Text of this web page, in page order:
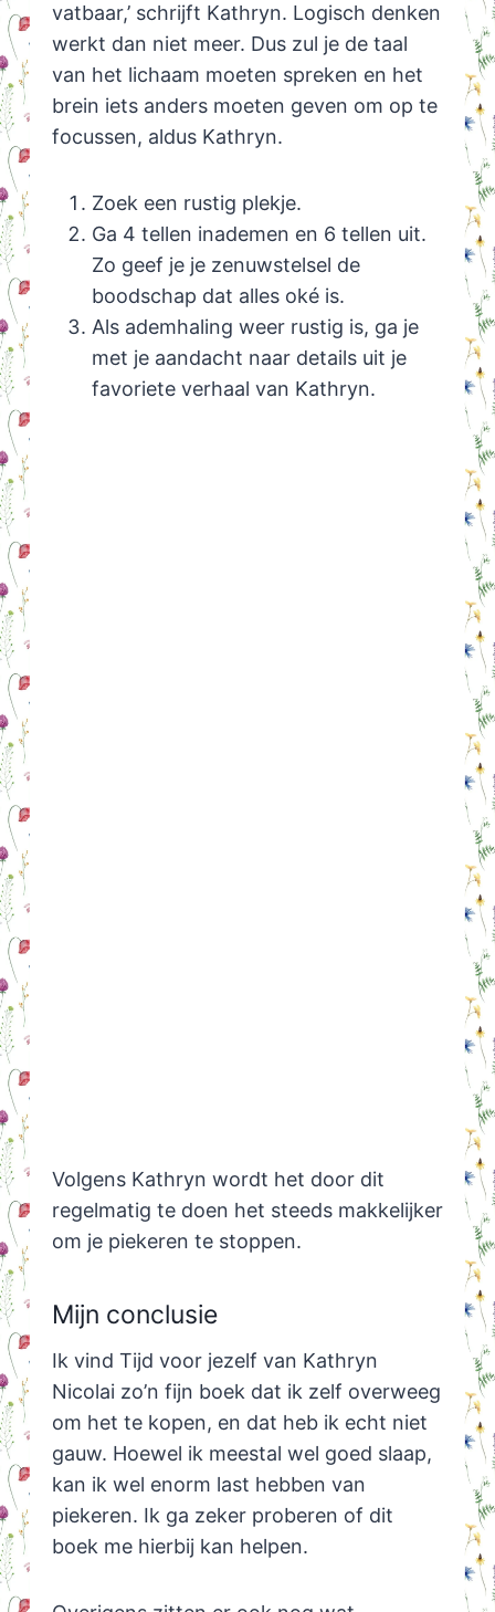
vatbaar,’ schrijft Kathryn. Logisch denken
werkt dan niet meer. Dus zul je de taal
van het lichaam moeten spreken en het
brein iets anders moeten geven om op te
focussen, aldus Kathryn.
Zoek een rustig plekje.
Ga 4 tellen inademen en 6 tellen uit.
Zo geef je je zenuwstelsel de
boodschap dat alles oké is.
Als ademhaling weer rustig is, ga je
met je aandacht naar details uit je
favoriete verhaal van Kathryn.
Volgens Kathryn wordt het door dit
regelmatig te doen het steeds makkelijker
om je piekeren te stoppen.
Mijn conclusie
Ik vind Tijd voor jezelf van Kathryn
Nicolai zo’n fijn boek dat ik zelf overweeg
om het te kopen, en dat heb ik echt niet
gauw. Hoewel ik meestal wel goed slaap,
kan ik wel enorm last hebben van
piekeren. Ik ga zeker proberen of dit
boek me hierbij kan helpen.